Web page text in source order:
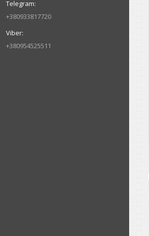
+380933817720
+380954525511